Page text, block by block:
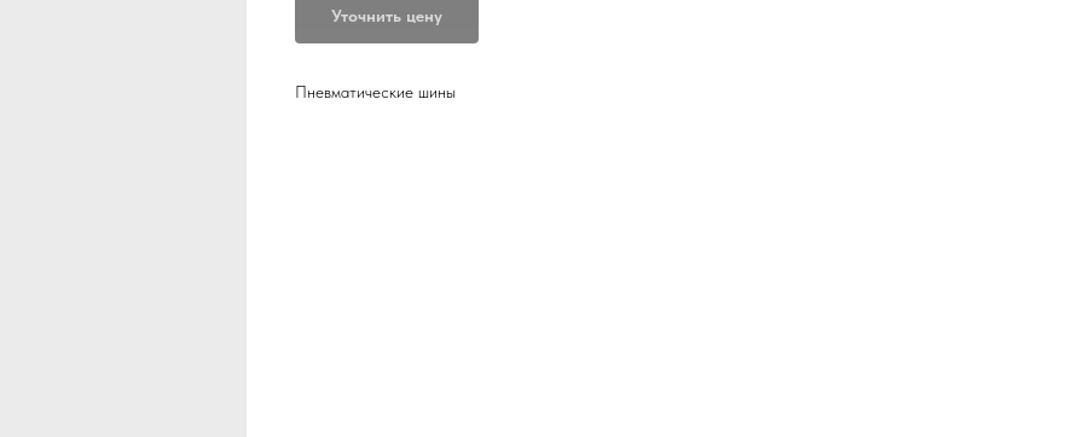
Уточнить цену
Пневматические шины